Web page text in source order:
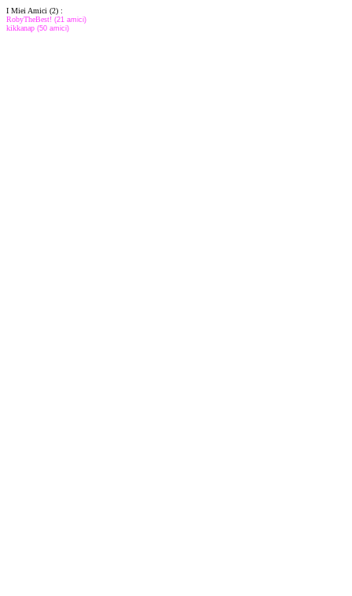
I Miei Amici (2) :
RobyTheBest! (21 amici)
kikkanap (50 amici)